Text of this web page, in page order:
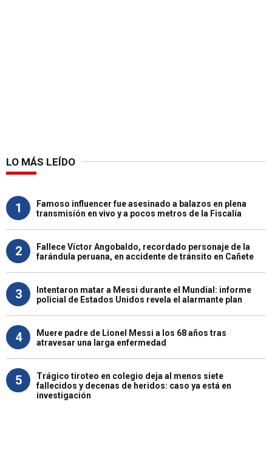
LO MÁS LEÍDO
1
Famoso influencer fue asesinado a balazos en plena
transmisión en vivo y a pocos metros de la Fiscalía
2
Fallece Víctor Angobaldo, recordado personaje de la
farándula peruana, en accidente de tránsito en Cañete
3
Intentaron matar a Messi durante el Mundial: informe
policial de Estados Unidos revela el alarmante plan
4
Muere padre de Lionel Messi a los 68 años tras
atravesar una larga enfermedad
5
Trágico tiroteo en colegio deja al menos siete
fallecidos y decenas de heridos: caso ya está en
investigación